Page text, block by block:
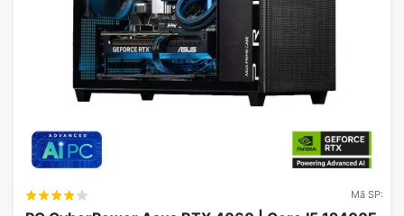
luồng không khí ra vào case hợp lý, làm mát tối đa.
Mã SP: